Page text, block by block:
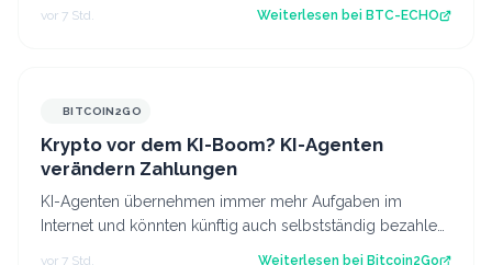
vor 7 Std. Weiterlesen bei BTC-ECHO
BITCOIN2GO
Krypto vor dem KI-Boom? KI-Agenten
verändern Zahlungen
KI-Agenten übernehmen immer mehr Aufgaben im
Internet und könnten künftig auch selbstständig bezahlen.
vor 7 Std. Weiterlesen bei Bitcoin2Go